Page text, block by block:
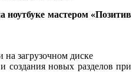
ноутбуке мастером «Позитив
загрузочном диске
создания новых разделов при